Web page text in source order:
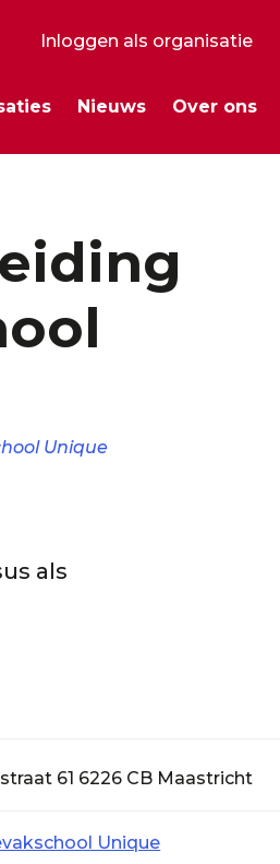
Secundair
Inloggen als organisatie
Nieuws Over ons
Unique
als
61 6226 CB Maastricht
Unique